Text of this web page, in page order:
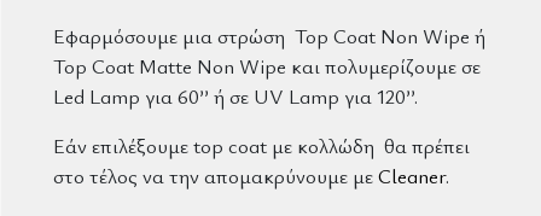
Εφαρμόσουμε μια στρώση Top Coat Non Wipe ή
Top Coat Matte Non Wipe και πολυμερίζουμε σε
Led Lamp για 60’’ ή σε UV Lamp για 120’’.
Εάν επιλέξουμε top coat με κολλώδη θα πρέπει
στο τέλος να την απομακρύνουμε μεCleaner.